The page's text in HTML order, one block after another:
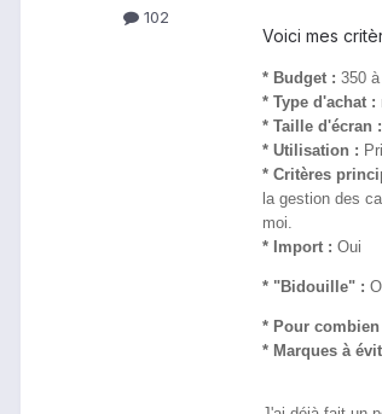
102
Voici mes
* Budget : 350
* Type d'achat :
* Taille d'écran :
* Utilisation :
* Critères
la gestion des
moi.
* Import : Oui
* "Bidouille" :
* Pour
* Marques à